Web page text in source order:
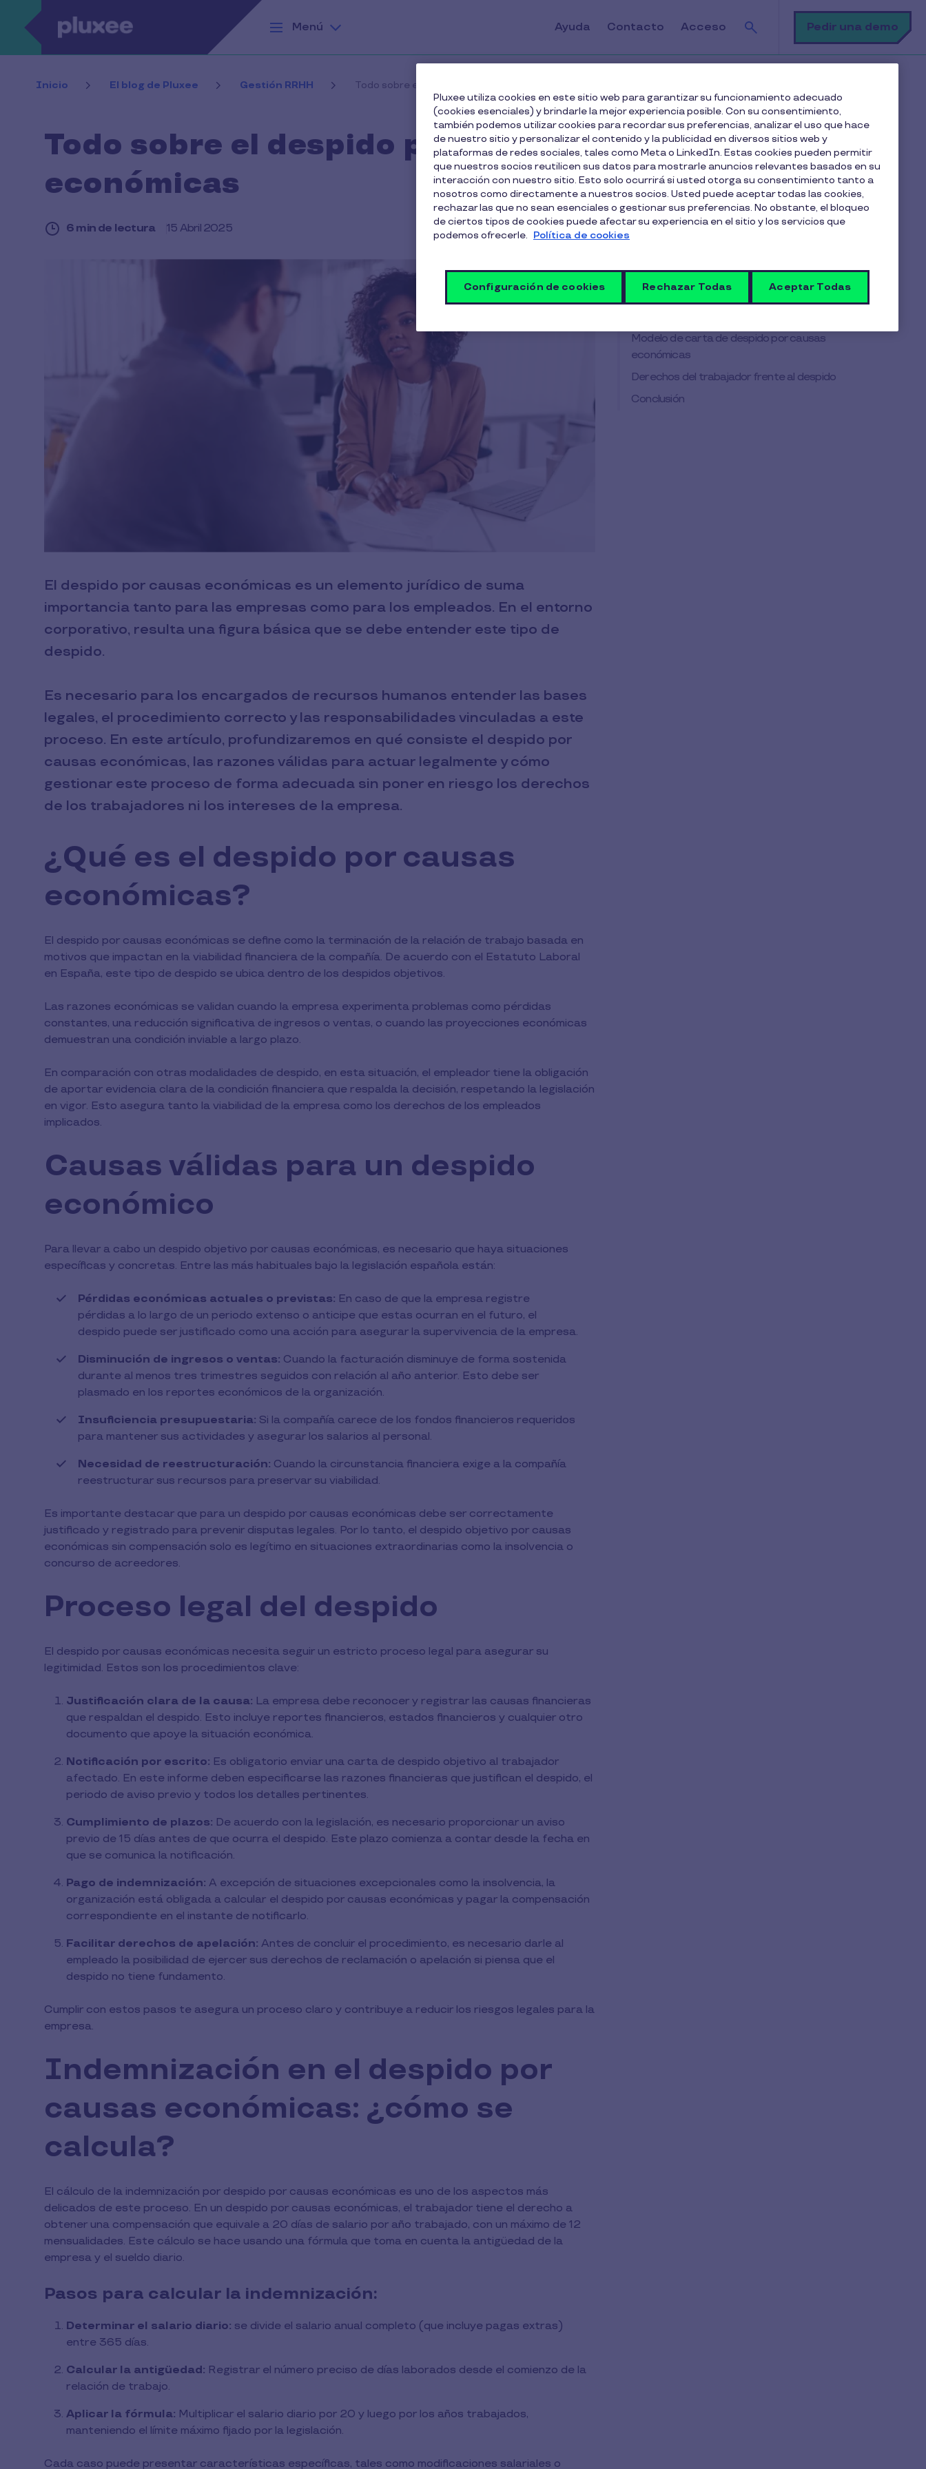
Pasar al contenido principal
Menú
Ayuda Contacto Acceso
Buscar
Pedir una demo
Inicio El blog de Pluxee Gestión RRHH Todo sobre el despido por causas económicas
Todo sobre el despido por causas
económicas
6 min de lectura 15 Abril 2025
El despido por causas económicas es un elemento jurídico de suma
importancia tanto para las empresas como para los empleados. En el entorno
corporativo, resulta una figura básica que se debe entender este tipo de
despido.
Es necesario para los encargados de recursos humanos entender las bases
legales, el procedimiento correcto y las responsabilidades vinculadas a este
proceso. En este artículo, profundizaremos en qué consiste el despido por
causas económicas, las razones válidas para actuar legalmente y cómo
gestionar este proceso de forma adecuada sin poner en riesgo los derechos
de los trabajadores ni los intereses de la empresa.
¿Qué es el despido por causas
económicas?
El despido por causas económicas se define como la terminación de la relación de trabajo basada en
motivos que impactan en la viabilidad financiera de la compañía. De acuerdo con el Estatuto Laboral
en España, este tipo de despido se ubica dentro de los despidos objetivos.
Las razones económicas se validan cuando la empresa experimenta problemas como pérdidas
constantes, una reducción significativa de ingresos o ventas, o cuando las proyecciones económicas
demuestran una condición inviable a largo plazo.
En comparación con otras modalidades de despido, en esta situación, el empleador tiene la obligación
de aportar evidencia clara de la condición financiera que respalda la decisión, respetando la legislación
en vigor. Esto asegura tanto la viabilidad de la empresa como los derechos de los empleados
implicados.
Causas válidas para un despido
económico
Para llevar a cabo un despido objetivo por causas económicas, es necesario que haya situaciones
específicas y concretas. Entre las más habituales bajo la legislación española están:
Pérdidas económicas actuales o previstas: En caso de que la empresa registre
pérdidas a lo largo de un periodo extenso o anticipe que estas ocurran en el futuro, el
despido puede ser justificado como una acción para asegurar la supervivencia de la empresa.
Disminución de ingresos o ventas: Cuando la facturación disminuye de forma sostenida
durante al menos tres trimestres seguidos con relación al año anterior. Esto debe ser
plasmado en los reportes económicos de la organización.
Insuficiencia presupuestaria: Si la compañía carece de los fondos financieros requeridos
para mantener sus actividades y asegurar los salarios al personal.
Necesidad de reestructuración: Cuando la circunstancia financiera exige a la compañía
reestructurar sus recursos para preservar su viabilidad.
Es importante destacar que para un despido por causas económicas debe ser correctamente
justificado y registrado para prevenir disputas legales. Por lo tanto, el despido objetivo por causas
económicas sin compensación solo es legítimo en situaciones extraordinarias como la insolvencia o
concurso de acreedores.
Proceso legal del despido
El despido por causas económicas necesita seguir un estricto proceso legal para asegurar su
legitimidad. Estos son los procedimientos clave:
Justificación clara de la causa: La empresa debe reconocer y registrar las causas financieras
que respaldan el despido. Esto incluye reportes financieros, estados financieros y cualquier otro
documento que apoye la situación económica.
Notificación por escrito: Es obligatorio enviar una carta de despido objetivo al trabajador
afectado. En este informe deben especificarse las razones financieras que justifican el despido, el
periodo de aviso previo y todos los detalles pertinentes.
Cumplimiento de plazos: De acuerdo con la legislación, es necesario proporcionar un aviso
previo de 15 días antes de que ocurra el despido. Este plazo comienza a contar desde la fecha en
que se comunica la notificación.
Pago de indemnización: A excepción de situaciones excepcionales como la insolvencia, la
organización está obligada a calcular el despido por causas económicas y pagar la compensación
correspondiente en el instante de notificarlo.
Facilitar derechos de apelación: Antes de concluir el procedimiento, es necesario darle al
empleado la posibilidad de ejercer sus derechos de reclamación o apelación si piensa que el
despido no tiene fundamento.
Cumplir con estos pasos te asegura un proceso claro y contribuye a reducir los riesgos legales para la
empresa.
Indemnización en el despido por
causas económicas: ¿cómo se
calcula?
El cálculo de la indemnización por despido por causas económicas es uno de los aspectos más
delicados de este proceso. En un despido por causas económicas, el trabajador tiene el derecho a
obtener una compensación que equivale a 20 días de salario por año trabajado, con un máximo de 12
mensualidades. Este cálculo se hace usando una fórmula que toma en cuenta la antigüedad de la
empresa y el sueldo diario.
Pasos para calcular la indemnización:
Determinar el salario diario: se divide el salario anual completo (que incluye pagas extras)
entre 365 días.
Calcular la antigüedad: Registrar el número preciso de días laborados desde el comienzo de la
relación de trabajo.
Aplicar la fórmula: Multiplicar el salario diario por 20 y luego por los años trabajados,
manteniendo el límite máximo fijado por la legislación.
Cada caso puede presentar características específicas, tales como modificaciones salariales o
Tabla de contenido
¿Qué es el despido por causas
económicas?
Causas válidas para un despido económico
Proceso legal del despido
económicas: ¿cómo se calcula?
Pasos para calcular la indemnización:
Modelo de carta de despido por causas
económicas
Derechos del trabajador frente al despido
Conclusión
Pluxee utiliza cookies en este sitio web para garantizar su funcionamiento adecuado
(cookies esenciales) y brindarle la mejor experiencia posible. Con su consentimiento,
también podemos utilizar cookies para recordar sus preferencias, analizar el uso que hace
de nuestro sitio y personalizar el contenido y la publicidad en diversos sitios web y
plataformas de redes sociales, tales como Meta o LinkedIn. Estas cookies pueden permitir
que nuestros socios reutilicen sus datos para mostrarle anuncios relevantes basados en su
interacción con nuestro sitio. Esto solo ocurrirá si usted otorga su consentimiento tanto a
nosotros como directamente a nuestros socios. Usted puede aceptar todas las cookies,
rechazar las que no sean esenciales o gestionar sus preferencias. No obstante, el bloqueo
de ciertos tipos de cookies puede afectar su experiencia en el sitio y los servicios que
podemos ofrecerle. Política de cookies
Configuración de cookies Rechazar Todas Aceptar Todas